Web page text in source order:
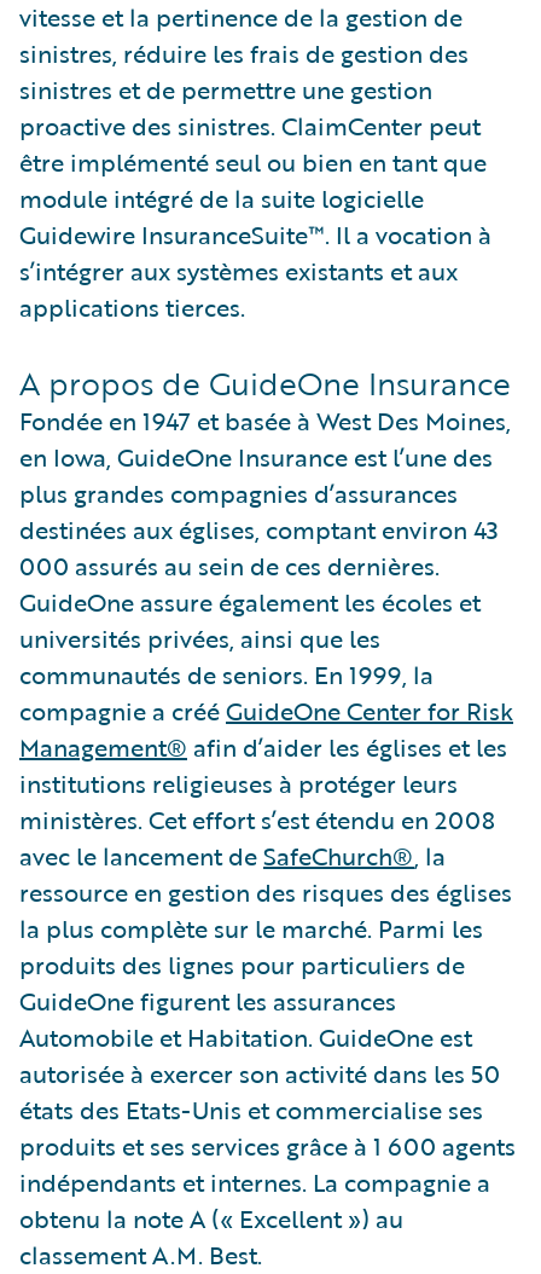
vitesse et la pertinence de la gestion de
sinistres, réduire les frais de gestion des
sinistres et de permettre une gestion
proactive des sinistres. ClaimCenter peut
être implémenté seul ou bien en tant que
module intégré de la suite logicielle
Guidewire InsuranceSuite™. Il a vocation à
s’intégrer aux systèmes existants et aux
applications tierces.
A propos de GuideOne Insurance
Fondée en 1947 et basée à West Des Moines,
en Iowa, GuideOne Insurance est l’une des
plus grandes compagnies d’assurances
destinées aux églises, comptant environ 43
000 assurés au sein de ces dernières.
GuideOne assure également les écoles et
universités privées, ainsi que les
communautés de seniors. En 1999, la
compagnie a crééGuideOne Center for Risk
Management® afin d’aider les églises et les
institutions religieuses à protéger leurs
ministères. Cet effort s’est étendu en 2008
avec le lancement deSafeChurch®, la
ressource en gestion des risques des églises
la plus complète sur le marché. Parmi les
produits des lignes pour particuliers de
GuideOne figurent les assurances
Automobile et Habitation. GuideOne est
autorisée à exercer son activité dans les 50
états des Etats-Unis et commercialise ses
produits et ses services grâce à 1 600 agents
indépendants et internes. La compagnie a
obtenu la note A (« Excellent ») au
classement A.M. Best.